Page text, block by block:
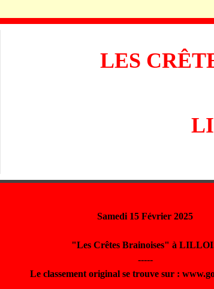
LES
Samedi 15 Février 2025
"Les Crêtes Brainoises" à
-----
Le classement original se trouve sur :